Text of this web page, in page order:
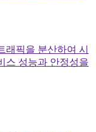
래픽을 분산하여 시
스 성능과 안정성을